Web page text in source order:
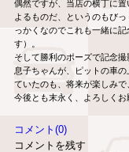
偶然ですが、当店の横丁に
よるものだ、というのもび
っかくなのでこれも一緒に
す）。
そして勝利のポーズで記念撮
息子ちゃんが、ピットの車
ていたのも、将来が楽しみ
今後とも末永く、よろしくお
コメント(0)
コメントを残す